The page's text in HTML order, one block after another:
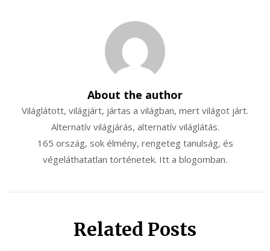
About the author
Világlátott, világjárt, jártas a világban, mert világot járt.
Alternatív világjárás, alternatív világlátás.
165 ország, sok élmény, rengeteg tanulság, és
végeláthatatlan történetek. Itt a blogomban.
Related Posts